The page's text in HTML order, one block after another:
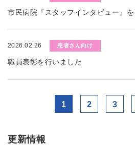
市民病院『スタッフインタビュー』
2026.02.26 患者さん向け
職員表彰を行いました
1 2 3
更新情報